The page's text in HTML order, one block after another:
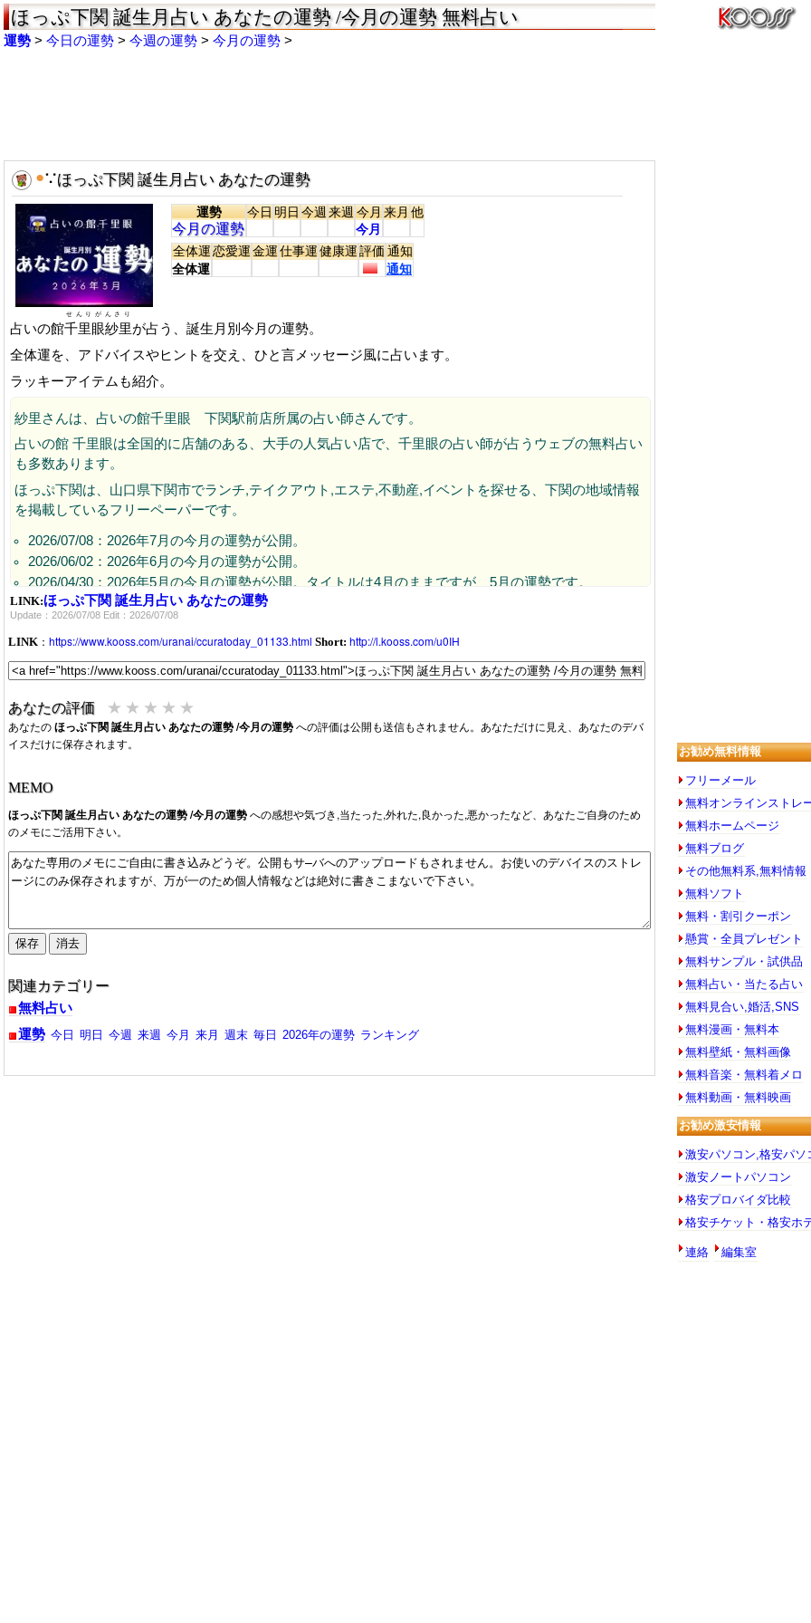
ほっぷ下関 誕生月占い あなたの運勢 /今月の運勢 無料占い
運勢 今日の運勢 今週の運勢 今月の運勢
●∵ほっぷ下関 誕生月占い あなたの運勢
運勢
今月の運勢
今日明日今週来週今月
今月
来月他
全体運
全体運
恋愛運金運仕事運健康運評価通知
通知
占いの館千里眼紗里
せんりがんさり
が占う、誕生月別今月の運勢。
全体運を、アドバイスやヒントを交え、ひと言メッセージ風に占います。
ラッキーアイテムも紹介。
紗里さんは、占いの館千里眼 下関駅前店所属の占い師さんです。
占いの館 千里眼は全国的に店舗のある、大手の人気占い店で、千里眼の占い師が占うウェブの無料占い
も多数あります。
ほっぷ下関は、山口県下関市でランチ,テイクアウト,エステ,不動産,イベントを探せる、下関の地域情報
を掲載しているフリーペーパーです。
2026/07/08：2026年7月の今月の運勢が公開。
2026/06/02：2026年6月の今月の運勢が公開。
2026/04/30：2026年5月の今月の運勢が公開。タイトルは4月のままですが、5月の運勢です。
2026/04/01：今月2026年4月の運勢が公開。
LINK:ほっぷ下関 誕生月占い あなたの運勢
Update：2026/07/08 Edit：2026/07/08
LINK ： https://www.kooss.com/uranai/ccuratoday_01133.html Short: http://l.kooss.com/u0IH
あなたの評価 ★ ★ ★ ★ ★
あなたのほっぷ下関 誕生月占い あなたの運勢 /今月の運勢への評価は公開も送信もされません。あなただけに見え、あなたのデバ
イスだけに保存されます。
MEMO
ほっぷ下関 誕生月占い あなたの運勢 /今月の運勢への感想や気づき,当たった,外れた,良かった,悪かったなど、あなたご自身のため
のメモにご活用下さい。
関連カテゴリー
無料占い
運勢 今日 明日 今週 来週 今月 来月 週末 毎日 2026年の運勢 ランキング
お勧め無料情報
フリーメール
無料オンラインストレ
無料ホームページ
無料ブログ
その他無料系,無料情報
無料ソフト
無料・割引クーポン
懸賞・全員プレゼント
無料サンプル・試供品
無料占い・当たる占い
無料見合い,婚活,SNS
無料漫画・無料本
無料壁紙・無料画像
無料音楽・無料着メロ
無料動画・無料映画
お勧め激安情報
激安パソコン,格安パソ
激安ノートパソコン
格安プロバイダ比較
格安チケット・格安ホ
連絡 編集室